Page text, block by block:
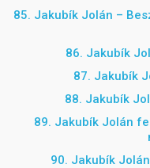
85. Jakubík Jolán –
86. Jakubík
87. Jakubík
88. Jakubík
89. Jakubík Jolán
90. Jakubík